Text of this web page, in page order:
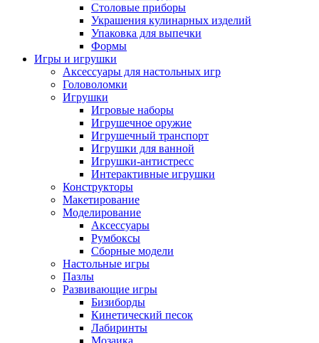
Столовые приборы
Украшения кулинарных изделий
Упаковка для выпечки
Формы
Игры и игрушки
Аксессуары для настольных игр
Головоломки
Игрушки
Игровые наборы
Игрушечное оружие
Игрушечный транспорт
Игрушки для ванной
Игрушки-антистресс
Интерактивные игрушки
Конструкторы
Макетирование
Моделирование
Аксессуары
Румбоксы
Сборные модели
Настольные игры
Пазлы
Развивающие игры
Бизиборды
Кинетический песок
Лабиринты
Мозаика